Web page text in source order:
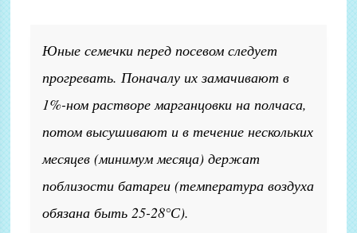
Юные семечки перед посевом следует
прогревать. Поначалу их замачивают в
1%-ном растворе марганцовки на полчаса,
потом высушивают и в течение нескольких
месяцев (минимум месяца) держат
поблизости батареи (температура воздуха
обязана быть 25-28°С).